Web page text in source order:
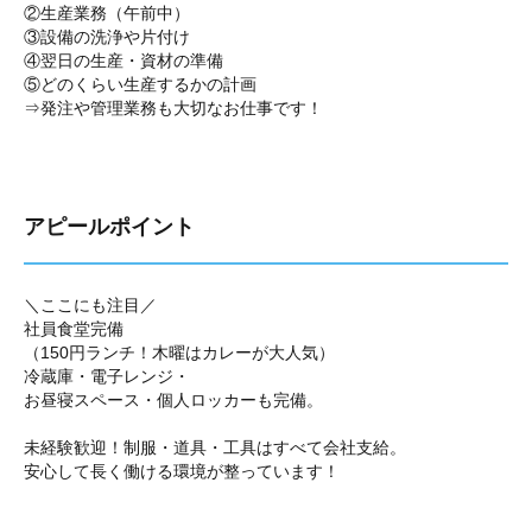
②生産業務（午前中）
③設備の洗浄や片付け
④翌日の生産・資材の準備
⑤どのくらい生産するかの計画
⇒発注や管理業務も大切なお仕事です！
アピールポイント
＼ここにも注目／
社員食堂完備
（150円ランチ！木曜はカレーが大人気）
冷蔵庫・電子レンジ・
お昼寝スペース・個人ロッカーも完備。
未経験歓迎！制服・道具・工具はすべて会社支給。
安心して長く働ける環境が整っています！